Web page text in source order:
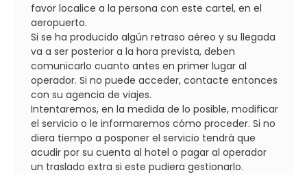
favor localice a la persona con este cartel, en el
aeropuerto.
Si se ha producido algún retraso aéreo y su llegada
va a ser posterior a la hora prevista, deben
comunicarlo cuanto antes en primer lugar al
operador. Si no puede acceder, contacte entonces
con su agencia de viajes.
Intentaremos, en la medida de lo posible, modificar
el servicio o le informaremos cómo proceder. Si no
diera tiempo a posponer el servicio tendrá que
acudir por su cuenta al hotel o pagar al operador
un traslado extra si este pudiera gestionarlo.